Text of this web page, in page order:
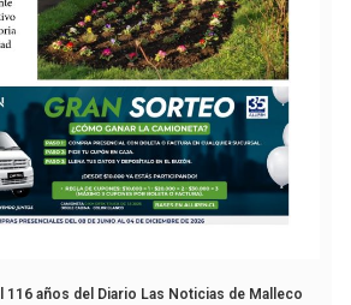
116 años del Diario Las Noticias de Malleco